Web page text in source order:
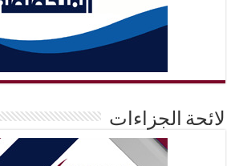
لائحة الجزاءات